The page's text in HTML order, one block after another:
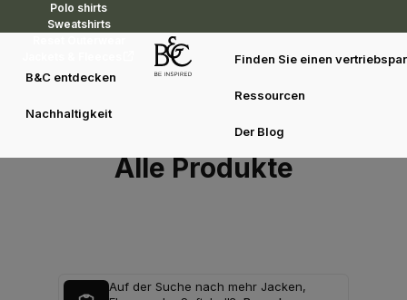
Polo shirts
Sweatshirts
B&C entdecken
Nachhaltigkeit
Finden Sie einen
Ressourcen
Der Blog
Alle Produkte
Auf der Suche nach mehr Jacken,